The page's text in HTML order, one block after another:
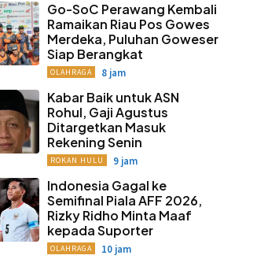
Go-SoC Perawang Kembali
Ramaikan Riau Pos Gowes
Merdeka, Puluhan Goweser
Siap Berangkat
OLAHRAGA 8 jam
Kabar Baik untuk ASN
Rohul, Gaji Agustus
Ditargetkan Masuk
Rekening Senin
ROKAN HULU 9 jam
Indonesia Gagal ke
Semifinal Piala AFF 2026,
Rizky Ridho Minta Maaf
kepada Suporter
OLAHRAGA 10 jam